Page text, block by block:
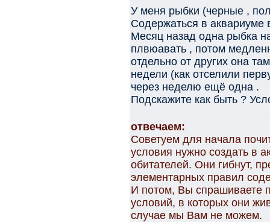
У меня рыбки (черные ,
Содержаться в аквариуме
Месяц назад одна рыбка
плвюавать , потом
отдельно от других она
недели (как отселили
через неделю ещё одна .
Подскажите как быть ?
отвечаем:
Советуем для начала
условия нужно создать в
обитателей. Они гибнут,
элементарных правил
И потом, Вы спрашиваете
условий, в которых они
случае мы Вам не можем.